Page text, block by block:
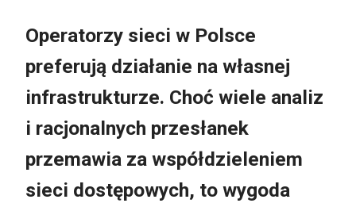
Operatorzy sieci w Polsce
preferują działanie na własnej
infrastrukturze. Choć wiele analiz
i racjonalnych przesłanek
przemawia za współdzieleniem
sieci dostępowych, to wygoda